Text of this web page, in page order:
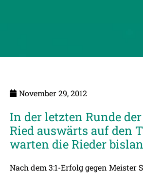
November 29, 2012
In der letzten Runde
Ried auswärts auf den
warten die Rieder
Nach dem 3:1-Erfolg gegen